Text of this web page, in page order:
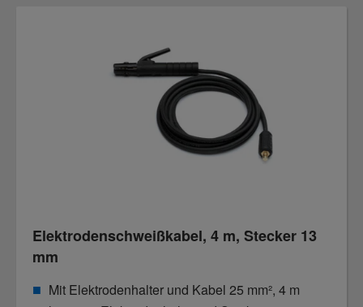
Elektrodenschweißkabel, 4 m, Stecker 13
mm
Mit Elektrodenhalter und Kabel 25 mm², 4 m